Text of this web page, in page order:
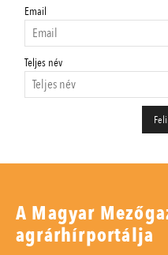
Email
Teljes név
A Magyar
agrárhírportálja